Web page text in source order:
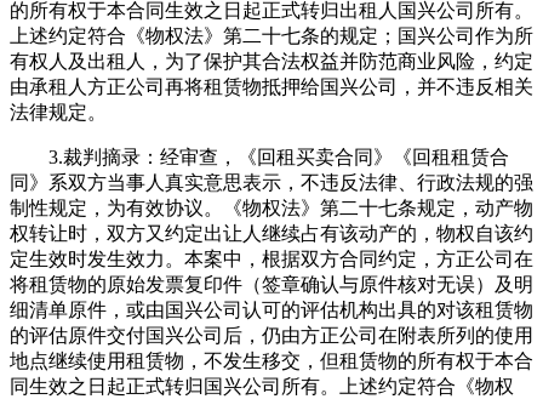
的所有权于本合同生效之日起正式转归出租人国兴公司所有。
上述约定符合《物权法》第二十七条的规定；国兴公司作为所
有权人及出租人，为了保护其合法权益并防范商业风险，约定
由承租人方正公司再将租赁物抵押给国兴公司，并不违反相关
法律规定。
3.裁判摘录：经审查，《回租买卖合同》《回租租赁合
同》系双方当事人真实意思表示，不违反法律、行政法规的强
制性规定，为有效协议。《物权法》第二十七条规定，动产物
权转让时，双方又约定出让人继续占有该动产的，物权自该约
定生效时发生效力。本案中，根据双方合同约定，方正公司在
将租赁物的原始发票复印件（签章确认与原件核对无误）及明
细清单原件，或由国兴公司认可的评估机构出具的对该租赁物
的评估原件交付国兴公司后，仍由方正公司在附表所列的使用
地点继续使用租赁物，不发生移交，但租赁物的所有权于本合
同生效之日起正式转归国兴公司所有。上述约定符合《物权